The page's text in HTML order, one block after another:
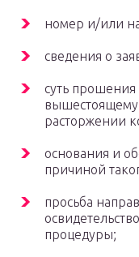
номер и/или
сведения о
суть прошения
вышестоящему
расторжении
основания и
причиной
просьба
процедуры;